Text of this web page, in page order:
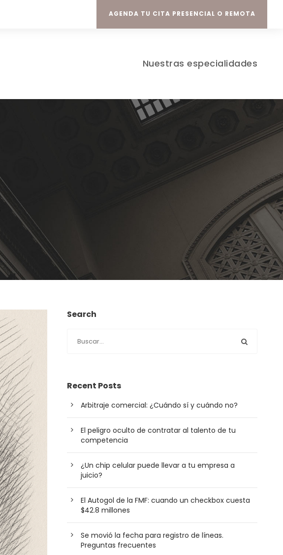
AGENDA TU CITA PRESENCIAL O REMOTA
Nuestras especialidades
Search
Recent Posts
Arbitraje comercial: ¿Cuándo sí y cuándo no?
El peligro oculto de contratar al talento de tu
competencia
¿Un chip celular puede llevar a tu empresa a
juicio?
El Autogol de la FMF: cuando un checkbox cuesta
$42.8 millones
Se movió la fecha para registro de líneas.
Preguntas frecuentes